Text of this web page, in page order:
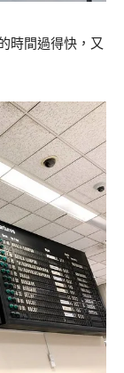
時間過得快，又